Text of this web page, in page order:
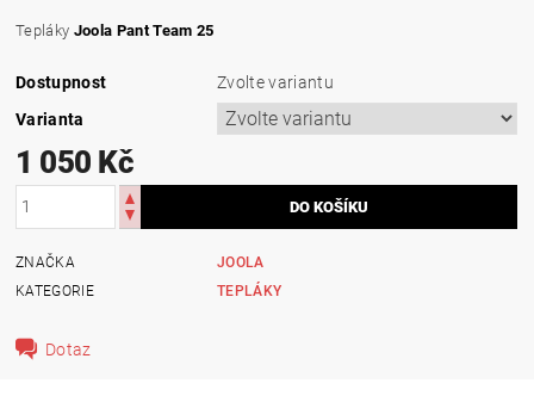
Tepláky Joola Pant Team 25
Dostupnost
Zvolte variantu
Varianta
1 050 Kč
ZNAČKA
JOOLA
KATEGORIE
TEPLÁKY
Dotaz